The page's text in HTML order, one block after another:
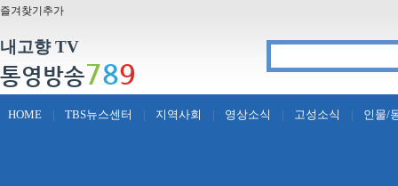
즐겨찾기추가
내고향 TV
통영방송789
HOME TBS뉴스센터 지역사회 영상소식 고성소식 인물/